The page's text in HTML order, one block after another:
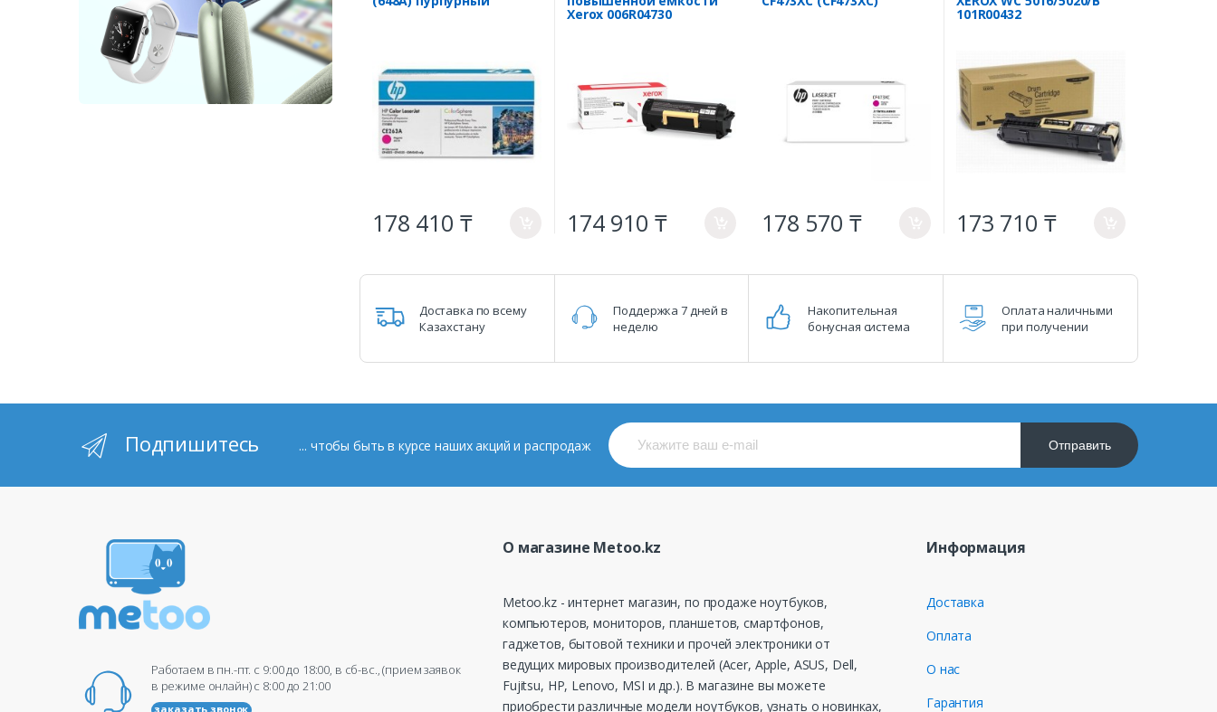
178 410 ₸
Xerox 006R04730
174 910 ₸ 178 570 ₸
101R00432
173 710 ₸
Доставка по всему
Казахстану
Поддержка 7 дней в
неделю
Накопительная
бонусная система
Оплата наличными
при получении
Подпишитесь ... чтобы быть в курсе наших акций и распродаж Отправить
Работаем в пн.-пт. c 9:00 до 18:00, в сб-вс., (прием заявок
в режиме онлайн) c 8:00 до 21:00
заказать звонок
О магазине Metoo.kz
Metoo.kz - интернет магазин, по продаже ноутбуков,
компьютеров, мониторов, планшетов, смартфонов,
гаджетов, бытовой техники и прочей электроники от
ведущих мировых производителей (Acer, Apple, ASUS, Dell,
Fujitsu, HP, Lenovo, MSI и др.). В магазине вы можете
приобрести различные модели ноутбуков, узнать о новинках,
Информация
Доставка
Оплата
О нас
Гарантия